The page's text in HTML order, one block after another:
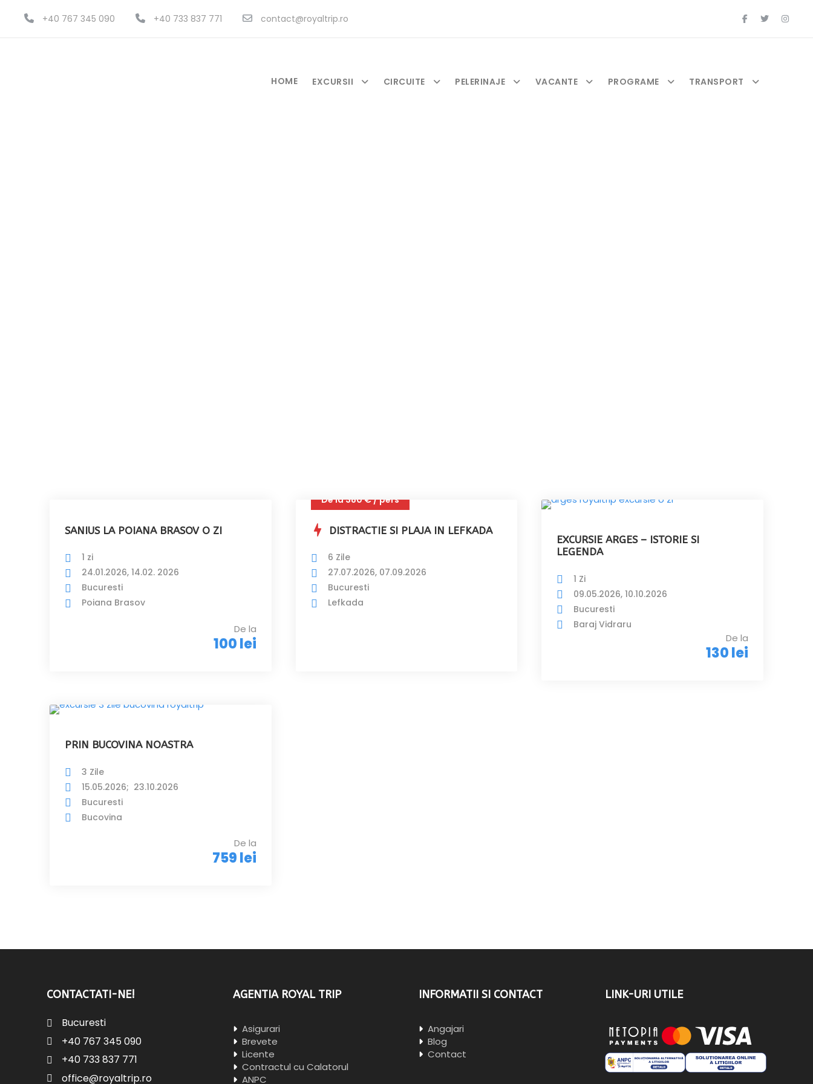
+40 767 345 090 +40 733 837 771 contact@royaltrip.ro
HOME EXCURSII CIRCUITE PELERINAJE VACANTE PROGRAME TRANSPORT
SANIUS LA POIANA BRASOV O ZI
De la
100 lei
1 zi
24.01.2026, 14.02. 2026
Bucuresti
Poiana Brasov
De la 380 € / pers
DISTRACTIE SI PLAJA IN LEFKADA
6 Zile
27.07.2026, 07.09.2026
Bucuresti
Lefkada
EXCURSIE ARGES – ISTORIE SI
LEGENDA
De la
130 lei
1 Zi
09.05.2026, 10.10.2026
Bucuresti
Baraj Vidraru
PRIN BUCOVINA NOASTRA
De la
759 lei
3 Zile
15.05.2026; 23.10.2026
Bucuresti
Bucovina
CONTACTATI-NE!
Bucuresti
+40 767 345 090
+40 733 837 771
office@royaltrip.ro
AGENTIA ROYAL TRIP
Asigurari
Brevete
Licente
Contractul cu Calatorul
ANPC
INFORMATII SI CONTACT
Angajari
Blog
Contact
LINK-URI UTILE